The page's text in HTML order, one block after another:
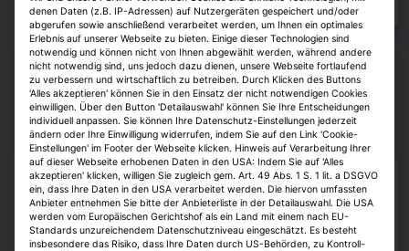
Zum Artikel
Köpfe
Bettina Meckel löst bei JLL Alexandra
Meyder-Cyrus ab
denen Daten (z.B. IP-Adressen) auf Nutzergeräten gespeichert und/oder
abgerufen sowie anschließend verarbeitet werden, um Ihnen ein optimales
Erlebnis auf unserer Webseite zu bieten. Einige dieser Technologien sind
notwendig und können nicht von Ihnen abgewählt werden, während andere
nicht notwendig sind, uns jedoch dazu dienen, unsere Webseite fortlaufend
zu verbessern und wirtschaftlich zu betreiben. Durch Klicken des Buttons
'Alles akzeptieren' können Sie in den Einsatz der nicht notwendigen Cookies
einwilligen. Über den Button 'Detailauswahl' können Sie Ihre Entscheidungen
individuell anpassen. Sie können Ihre Datenschutz-Einstellungen jederzeit
ändern oder Ihre Einwilligung widerrufen, indem Sie auf den Link 'Cookie-
Einstellungen' im Footer der Webseite klicken. Hinweis auf Verarbeitung Ihrer
auf dieser Webseite erhobenen Daten in den USA: Indem Sie auf 'Alles
akzeptieren' klicken, willigen Sie zugleich gem. Art. 49 Abs. 1 S. 1 lit. a DSGVO
ein, dass Ihre Daten in den USA verarbeitet werden. Die hiervon umfassten
Anbieter entnehmen Sie bitte der Anbieterliste in der Detailauswahl. Die USA
werden vom Europäischen Gerichtshof als ein Land mit einem nach EU-
Standards unzureichendem Datenschutzniveau eingeschätzt. Es besteht
insbesondere das Risiko, dass Ihre Daten durch US-Behörden, zu Kontroll-